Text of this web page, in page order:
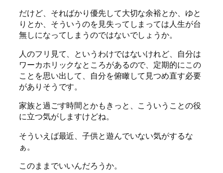
だけど、そればかり優先して大切な余裕とか、ゆと
りとか、そういうのを見失ってしまっては人生が台
無しになってしまうのではないでしょうか。
人のフリ見て、というわけではないけれど、自分は
ワーカホリックなところがあるので、定期的にこの
ことを思い出して、自分を俯瞰して見つめ直す必要
がありそうです。
家族と過ごす時間とかもきっと、こういうことの役
に立つ気がしますけどね。
そういえば最近、子供と遊んでいない気がするな
ぁ。
このままでいいんだろうか。